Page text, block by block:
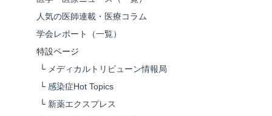
人気の医師連載・医療コラム
学会レポート（一覧）
特設ページ
└ メディカルトリビューン情報局
└ 感染症Hot Topics
└ 新薬エクスプレス